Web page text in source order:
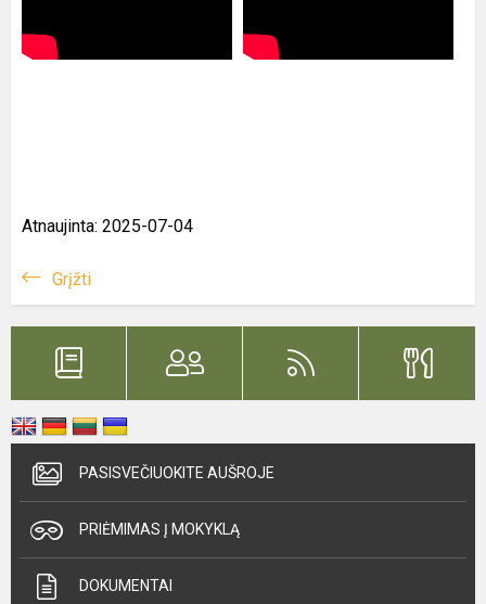
Atnaujinta: 2025-07-04
Grįžti
PASISVEČIUOKITE AUŠROJE
PRIĖMIMAS Į MOKYKLĄ
DOKUMENTAI